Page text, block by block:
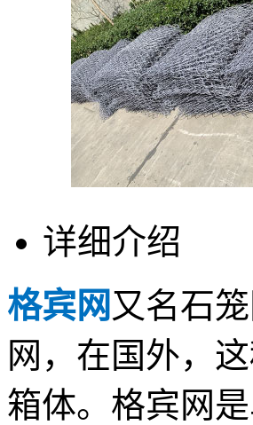
详细介绍
格宾网 又名石
网，在国外，
箱体。格宾网